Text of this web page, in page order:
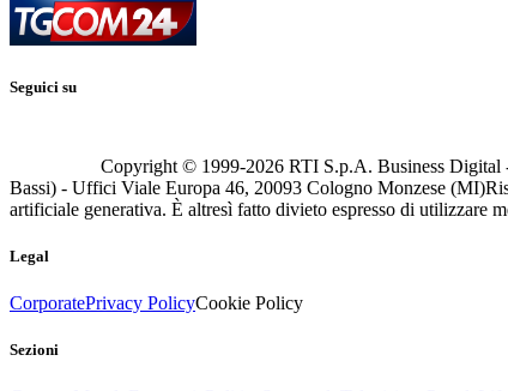
Seguici su
Copyright © 1999-2026 RTI S.p.A. Business Digital
Bassi) - Uffici Viale Europa 46, 20093 Cologno Monzese (MI)
artificiale generativa. È altresì fatto divieto espresso di utilizzare
Legal
CorporatePrivacy PolicyCookie Policy
Sezioni